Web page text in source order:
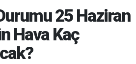
25 Haziran
Hava Kaç